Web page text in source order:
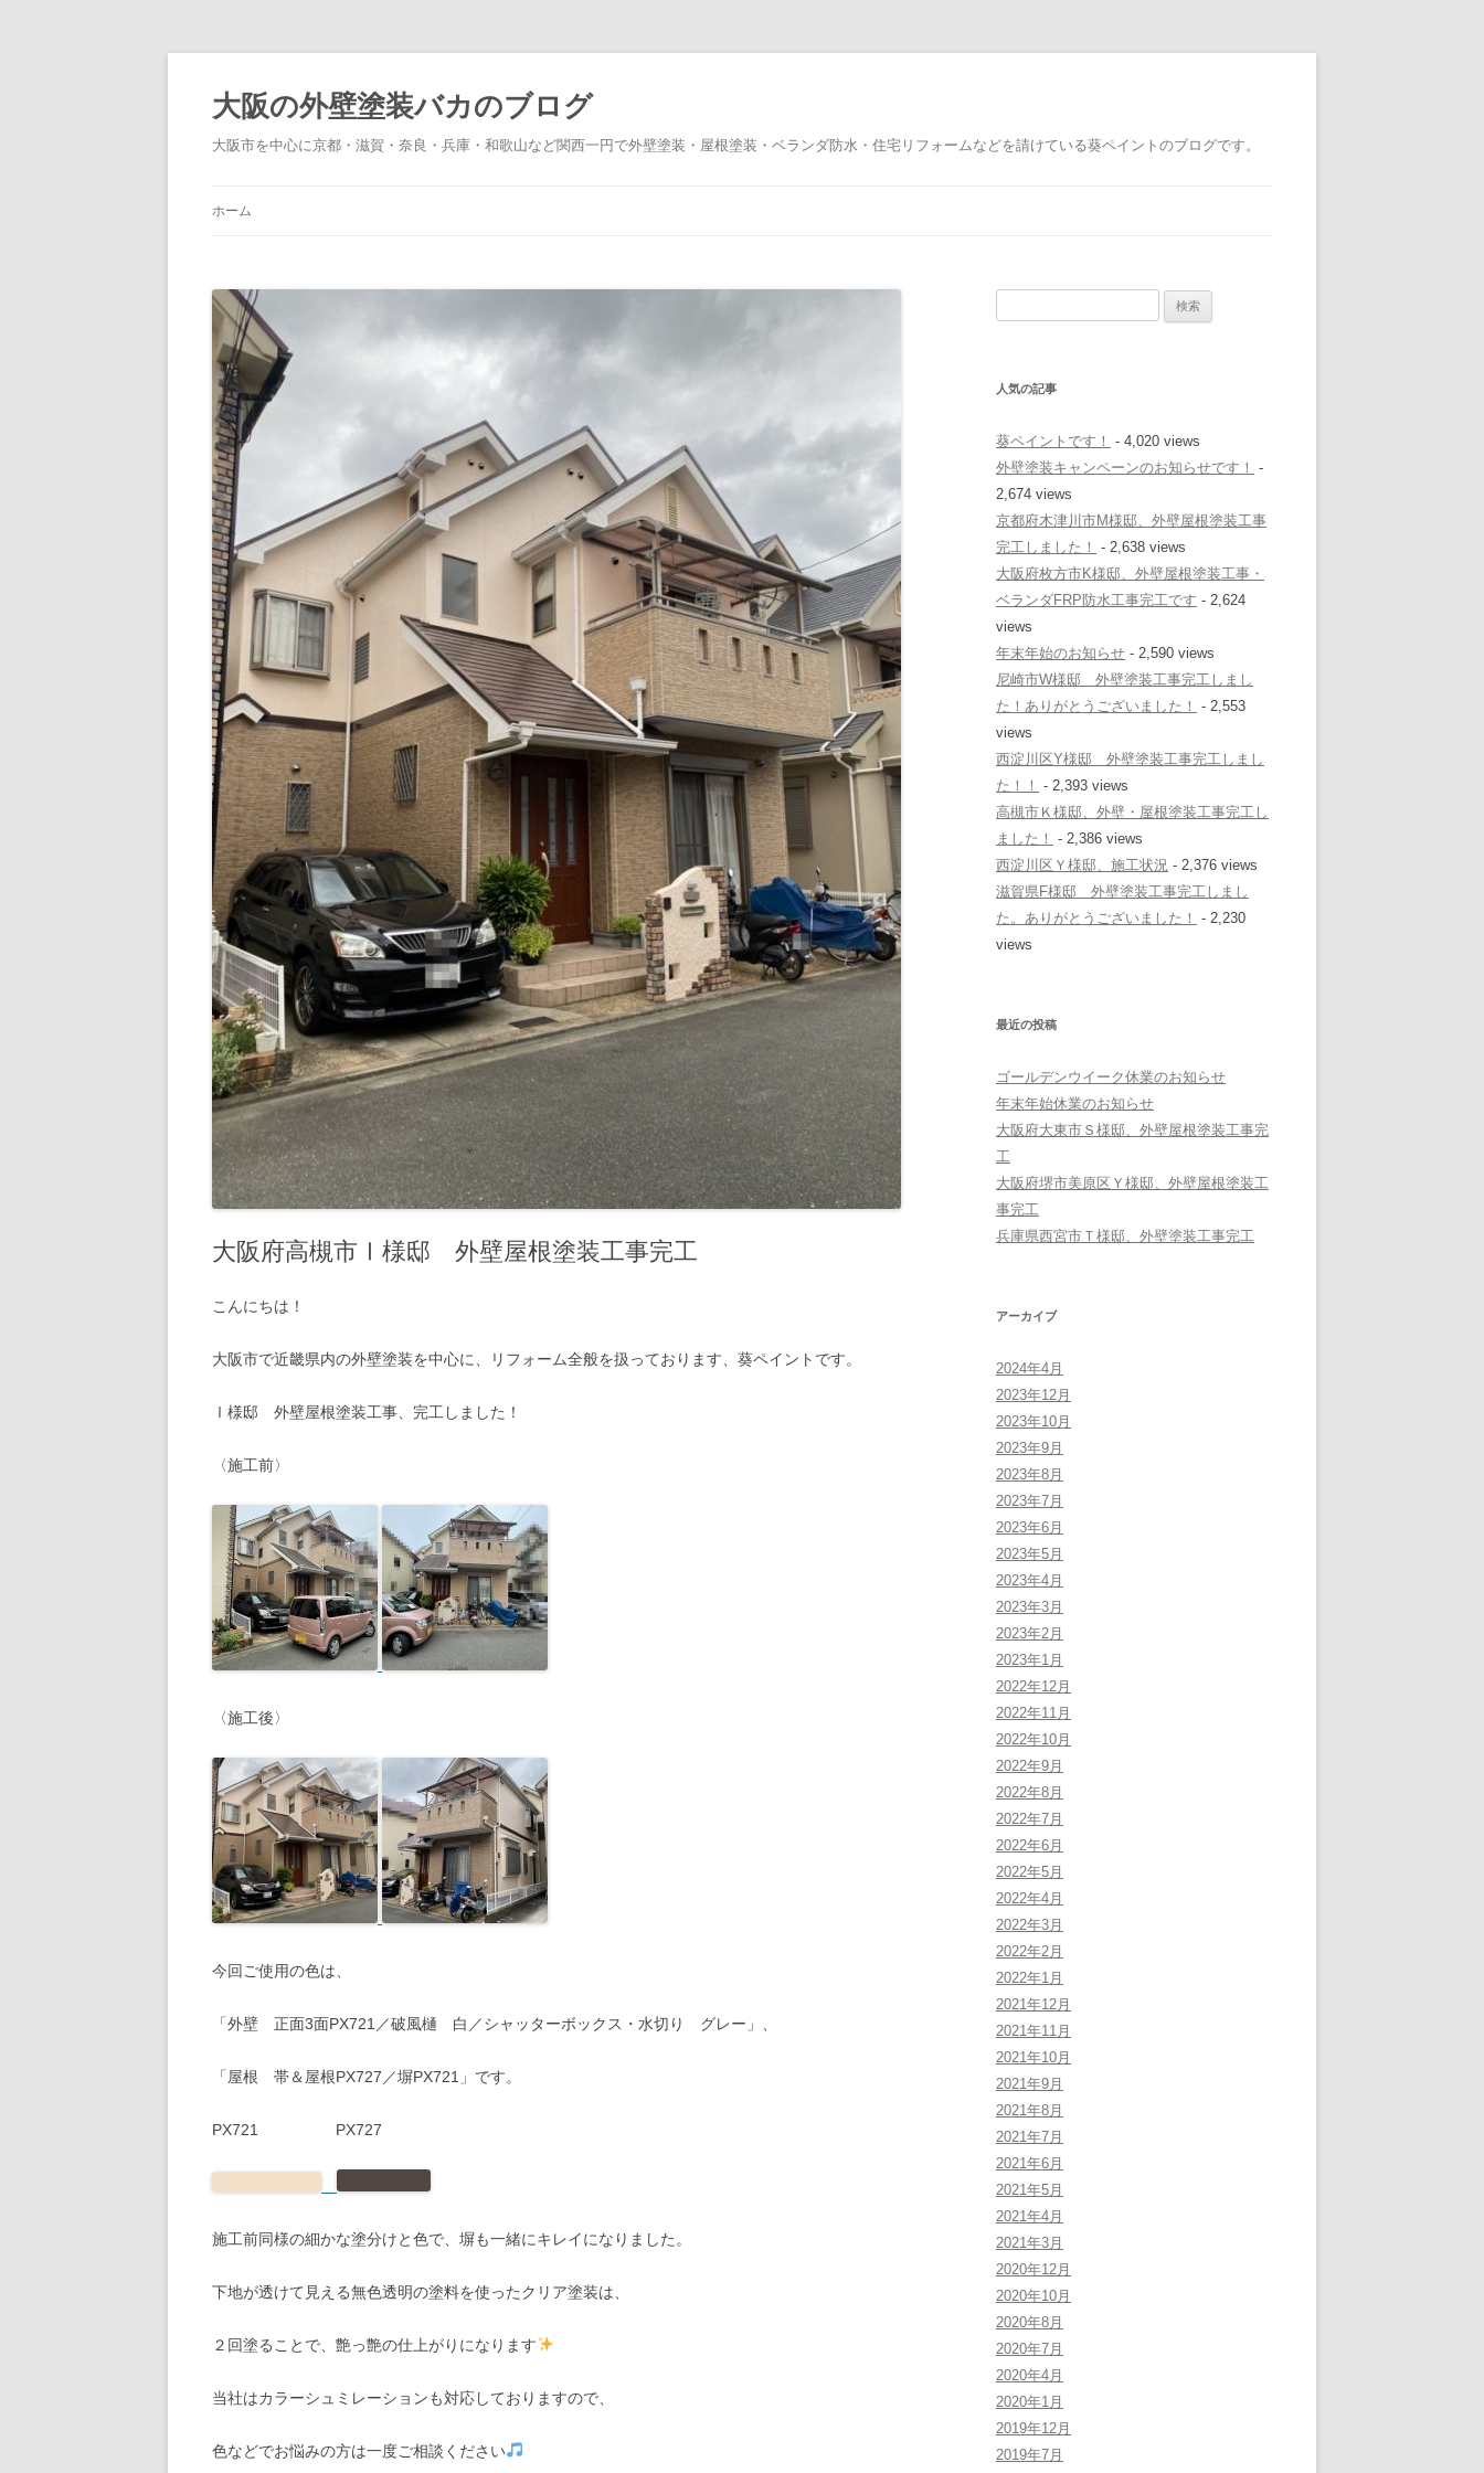
大阪の外壁塗装バカのブログ
大阪市を中心に京都・滋賀・奈良・兵庫・和歌山など関西一円で外壁塗装・屋根塗装・ベランダ防水・住宅リフォームなどを請けている葵ペイントのブログです。
ス
ホーム
大阪府高槻市Ⅰ様邸 外壁屋根塗装工事完工
こんにちは！
大阪市で近畿県内の外壁塗装を中心に、リフォーム全般を扱っております、葵ペイントです。
Ⅰ様邸 外壁屋根塗装工事、完工しました！
〈施工前〉
〈施工後〉
今回ご使用の色は、
「外壁 正面3面PX721／破風樋 白／シャッターボックス・水切り グレー」、
「屋根 帯＆屋根PX727／塀PX721」です。
PX721 PX727
施工前同様の細かな塗分けと色で、塀も一緒にキレイになりました。
下地が透けて見える無色透明の塗料を使ったクリア塗装は、
２回塗ることで、艶っ艶の仕上がりになります
当社はカラーシュミレーションも対応しておりますので、
色などでお悩みの方は一度ご相談ください
人気の記事
葵ペイントです！
- 4,020 views
外壁塗装キャンペーンのお知らせです！
-
2,674 views
京都府木津川市M様邸、外壁屋根塗装工事
完工しました！
- 2,638 views
大阪府枚方市K様邸、外壁屋根塗装工事・
ベランダFRP防水工事完工です - 2,624
views
年末年始のお知らせ - 2,590 views
尼崎市W様邸 外壁塗装工事完工しまし
た！ありがとうございました！
- 2,553
views
西淀川区Y様邸 外壁塗装工事完工しまし
た！！
- 2,393 views
高槻市Ｋ様邸、外壁・屋根塗装工事完工し
ました！
- 2,386 views
西淀川区Ｙ様邸、施工状況 - 2,376 views
滋賀県F様邸 外壁塗装工事完工しまし
た。ありがとうございました！
- 2,230
views
最近の投稿
ゴールデンウイーク休業のお知らせ
年末年始休業のお知らせ
大阪府大東市Ｓ様邸、外壁屋根塗装工事完
工
大阪府堺市美原区Ｙ様邸、外壁屋根塗装工
事完工
兵庫県西宮市Ｔ様邸、外壁塗装工事完工
アーカイブ
2024年4月
2023年12月
2023年10月
2023年9月
2023年8月
2023年7月
2023年6月
2023年5月
2023年4月
2023年3月
2023年2月
2023年1月
2022年12月
2022年11月
2022年10月
2022年9月
2022年8月
2022年7月
2022年6月
2022年5月
2022年4月
2022年3月
2022年2月
2022年1月
2021年12月
2021年11月
2021年10月
2021年9月
2021年8月
2021年7月
2021年6月
2021年5月
2021年4月
2021年3月
2020年12月
2020年10月
2020年8月
2020年7月
2020年4月
2020年1月
2019年12月
2019年7月